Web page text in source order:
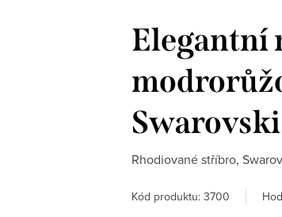
Elegantní
Rhodiované stříbro,
Kód produktu: 3700